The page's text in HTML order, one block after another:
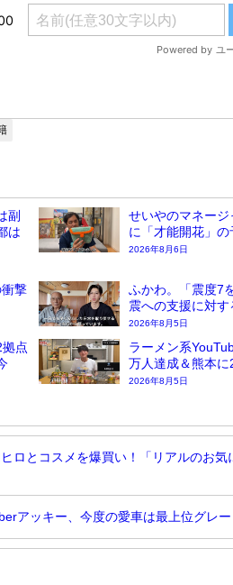
副
は
せいやのマネー
に「才能開花」の
2026年8月6日
撃
ふかわ。「震度7
震への支援に対す
2026年8月5日
点
ラーメン系
万人達成＆熊本
2026年8月5日
ロとコスメを爆買い！「リアルのお気
アッキー、今度の愛車は最上位グレー